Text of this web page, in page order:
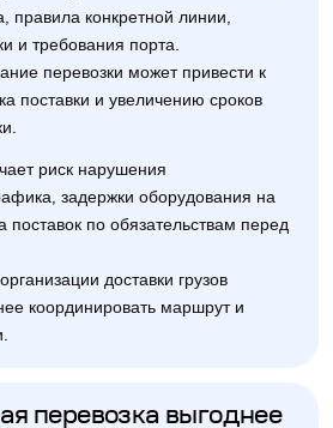
правила конкретной линии,
и требования порта.
перевозки может привести к
поставки и увеличению сроков
риск нарушения
задержки оборудования на
поставок по обязательствам перед
доставки грузов
координировать маршрут и
перевозка выгоднее